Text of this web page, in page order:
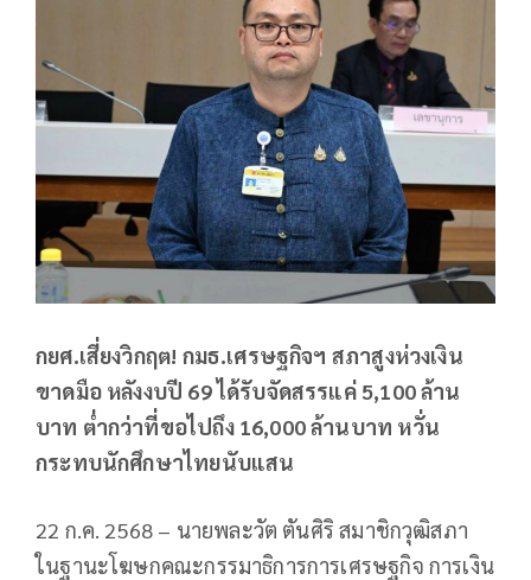
กยศ.เสี่ยงวิกฤต! กมธ.เศรษฐกิจฯ สภาสูงห่วงเงิน
ขาดมือ หลังงบปี 69 ได้รับจัดสรรแค่ 5,100 ล้าน
บาท ต่ำกว่าที่ขอไปถึง 16,000 ล้านบาท หวั่น
กระทบนักศึกษาไทยนับแสน
22 ก.ค. 2568 – นายพละวัต ตันศิริ สมาชิกวุฒิสภา
ในฐานะโฆษกคณะกรรมาธิการการเศรษฐกิจ การเงิน